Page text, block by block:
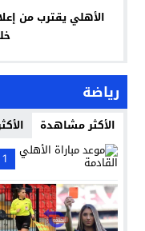
الأهلي يقترب من
رياضة
الأكثر مشاهدة
1